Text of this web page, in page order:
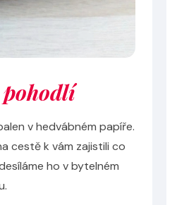
v hedvábném papíře.
cestě k vám zajistili co
ho v bytelném